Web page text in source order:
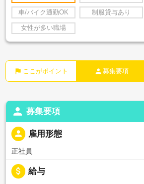
車/バイク通勤OK 制服貸与あり
女性が多い職場
flag ここがポイント person 募集要項
person 募集要項
person 雇用形態
正社員
attach_money 給与